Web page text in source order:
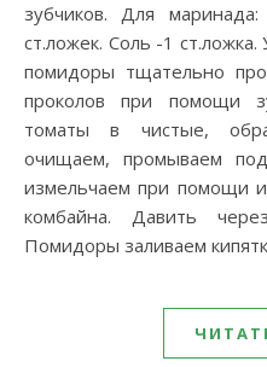
зубчиков. Для
ст.ложек. Соль -1 ст.ложка.
помидоры тщательно
проколов при помощи
томаты в чистые,
очищаем, промываем
измельчаем при помощи
комбайна. Давить
Помидоры заливаем